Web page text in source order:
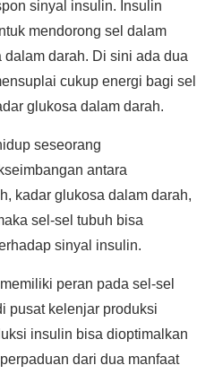
sinyal insulin. Insulin
mendorong sel dalam
darah. Di sini ada dua
cukup energi bagi sel
glukosa dalam darah.
seseorang
antara
kadar glukosa dalam darah,
sel-sel tubuh bisa
sinyal insulin.
peran pada sel-sel
pusat kelenjar produksi
insulin bisa dioptimalkan
dari dua manfaat